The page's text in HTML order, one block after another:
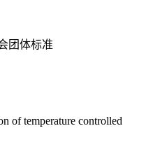
团体标准
of temperature controlled